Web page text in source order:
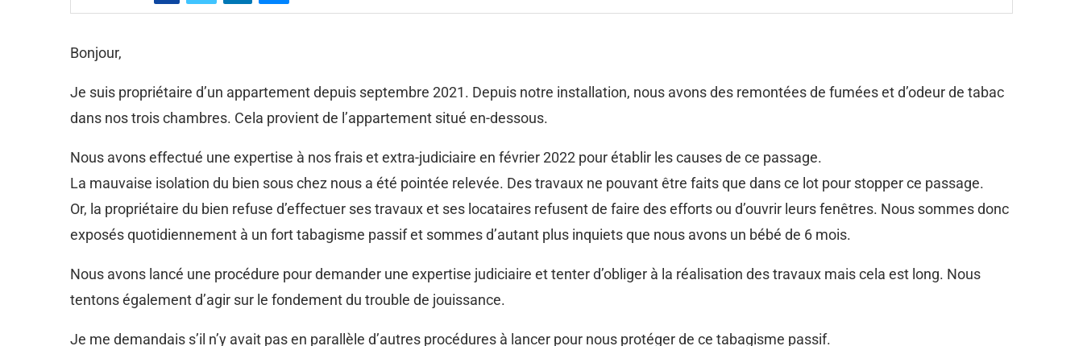
Bonjour,
Je suis propriétaire d’un appartement depuis septembre 2021. Depuis notre installation, nous avons des remontées de fumées et d’odeur de tabac
dans nos trois chambres. Cela provient de l’appartement situé en-dessous.
Nous avons effectué une expertise à nos frais et extra-judiciaire en février 2022 pour établir les causes de ce passage.
La mauvaise isolation du bien sous chez nous a été pointée relevée. Des travaux ne pouvant être faits que dans ce lot pour stopper ce passage.
Or, la propriétaire du bien refuse d’effectuer ses travaux et ses locataires refusent de faire des efforts ou d’ouvrir leurs fenêtres. Nous sommes donc
exposés quotidiennement à un fort tabagisme passif et sommes d’autant plus inquiets que nous avons un bébé de 6 mois.
Nous avons lancé une procédure pour demander une expertise judiciaire et tenter d’obliger à la réalisation des travaux mais cela est long. Nous
tentons également d’agir sur le fondement du trouble de jouissance.
Je me demandais s’il n’y avait pas en parallèle d’autres procédures à lancer pour nous protéger de ce tabagisme passif.